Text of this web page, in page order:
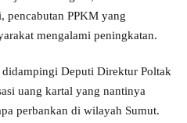
pencabutan PPKM yang
mengalami peningkatan.
Deputi Direktur Poltak
uang kartal yang nantinya
perbankan di wilayah Sumut.